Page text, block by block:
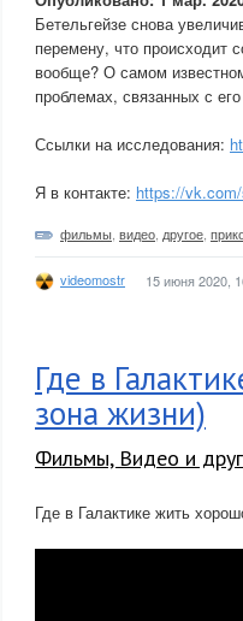
Бетельгейзе снова
перемену, что происходит
вообще? О самом
проблемах, связанных с
Ссылки на исследования:
Я в контакте: https://
фильмы видео другое
videomostr 15 июня 2020,
Где в
зона жизни)
Фильмы, Видео и
Где в Галактике жить